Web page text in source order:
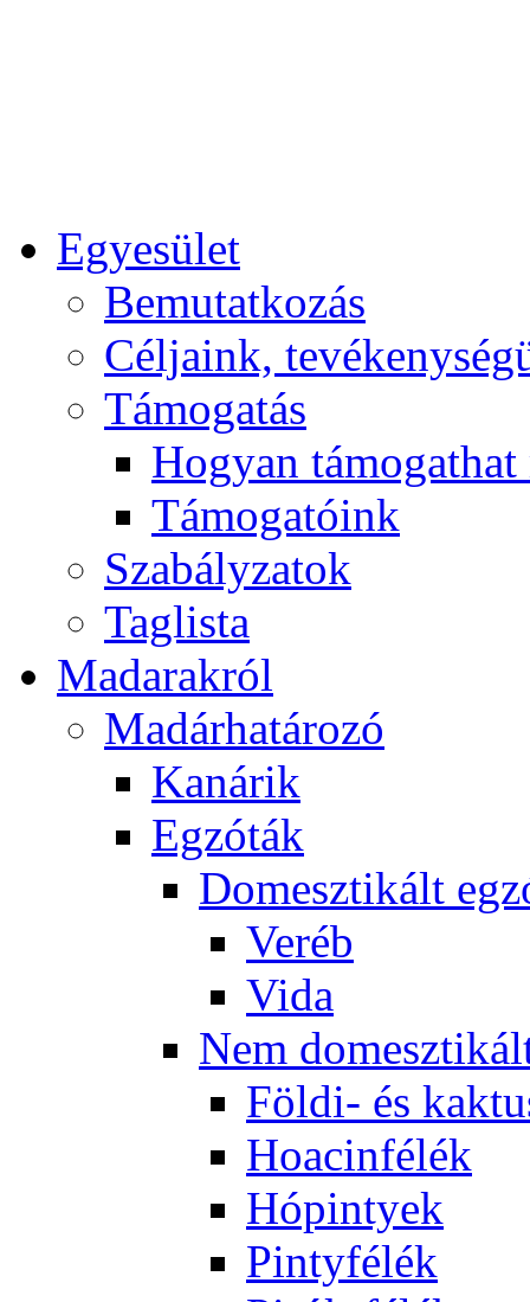
Egyesület
Bemutatkozás
Céljaink,
Támogatás
Hogyan
Támogatóink
Szabályzatok
Taglista
Madarakról
Madárhatározó
Kanárik
Egzóták
Domesztikált
Veréb
Vida
Nem
Földi- és
Hoacinfélék
Hópintyek
Pintyfélék